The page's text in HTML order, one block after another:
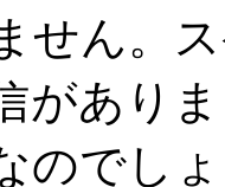
せん。
があり
のでし